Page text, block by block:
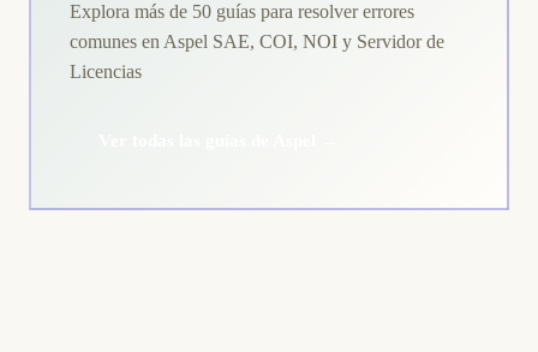
Explora más de 50 guías para resolver errores
comunes en Aspel SAE, COI, NOI y Servidor de
Licencias